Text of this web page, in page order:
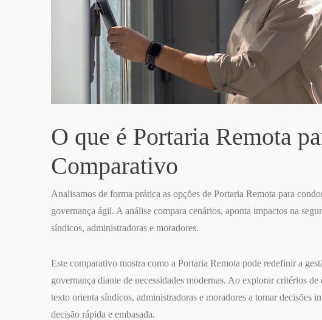
O que é Portaria Remota
Comparativo
Analisamos de forma prática as opções de Portaria Remota para
governança ágil. A análise compara cenários, aponta impactos na
síndicos, administradoras e moradores.
Este comparativo mostra como a Portaria Remota pode redefinir a
governança diante de necessidades modernas. Ao explorar critérios
texto orienta síndicos, administradoras e moradores a tomar decisões
decisão rápida e embasada.